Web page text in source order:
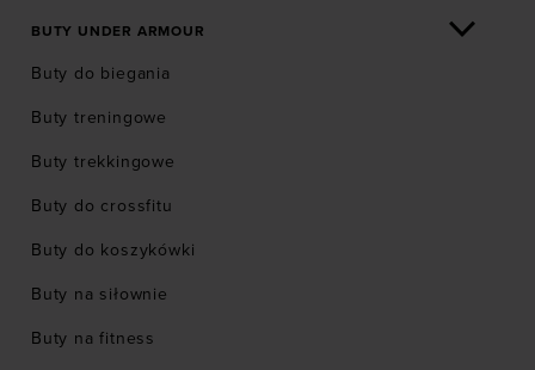
BUTY UNDER ARMOUR
Buty do biegania
Buty treningowe
Buty trekkingowe
Buty do crossfitu
Buty do koszykówki
Buty na siłownie
Buty na fitness